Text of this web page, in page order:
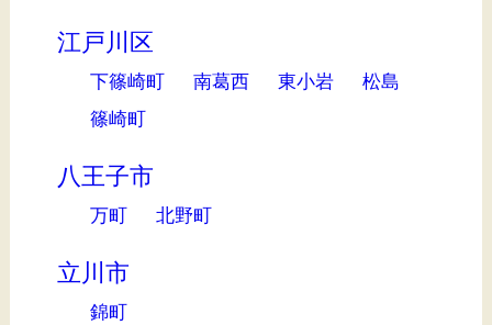
江戸川区
下篠崎町 南葛西 東小岩
松島
篠崎町
八王子市
万町 北野町
立川市
錦町